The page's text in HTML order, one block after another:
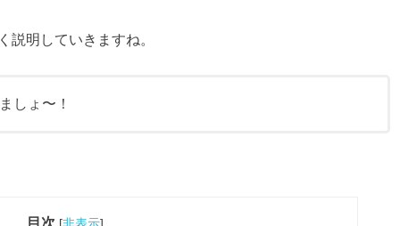
説明していきますね。
しょ〜！
目次